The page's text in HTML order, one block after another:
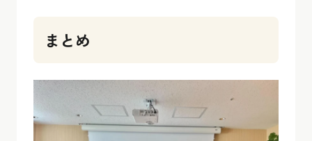
まとめ